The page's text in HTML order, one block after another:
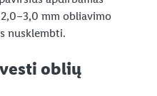
mm obliavimo
nusklembti.
oblių